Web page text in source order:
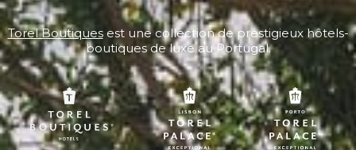
Torel Boutiquesest une collection de prestigieux hôtels-
boutiques de luxe au Portugal.